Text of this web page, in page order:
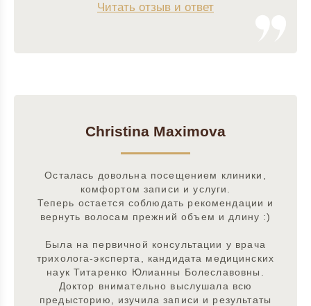
Читать отзыв и ответ
Christina Maximova
Осталась довольна посещением клиники,
комфортом записи и услуги.
Теперь остается соблюдать рекомендации и
вернуть волосам прежний объем и длину :)
Была на первичной консультации у врача
трихолога-эксперта, кандидата медицинских
наук Титаренко Юлианны Болеславовны.
Доктор внимательно выслушала всю
предысторию, изучила записи и результаты